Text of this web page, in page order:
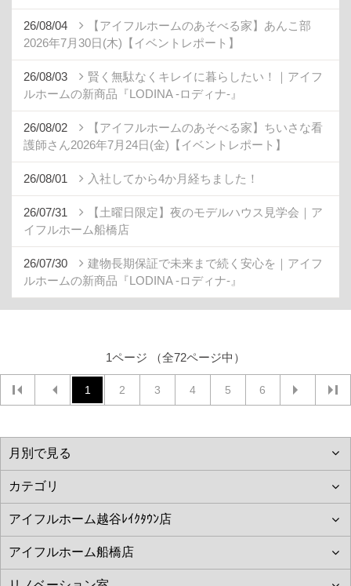
26/08/04
【アイフルホームのあそべる家】あんこ部
2026年7月30日(木)【イベントレポート】
26/08/03
賢く無駄なくキレイに暮らしたい！｜アイフ
ルホームの新商品『LODINA -ロディナ-』
26/08/02
【アイフルホームのあそべる家】ちいさな看
護師さん2026年7月24日(金)【イベントレポート】
26/08/01 入社してから4か月経ちました！
26/07/31
【土曜日限定】夜のモデルハウス見学会｜ア
イフルホーム船橋店
26/07/30
建物長期保証で未来まで続く安心を｜アイフ
ルホームの新商品『LODINA -ロディナ-』
1ページ （全72ページ中）
1 2 3 4 5 6